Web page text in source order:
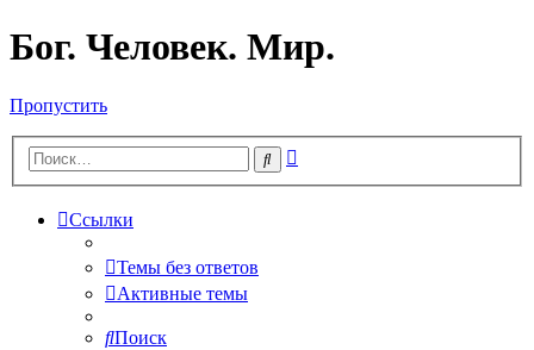
Бог. Человек. Мир.
Пропустить
Поиск
Ссылки
Темы без ответов
Активные темы
Поиск